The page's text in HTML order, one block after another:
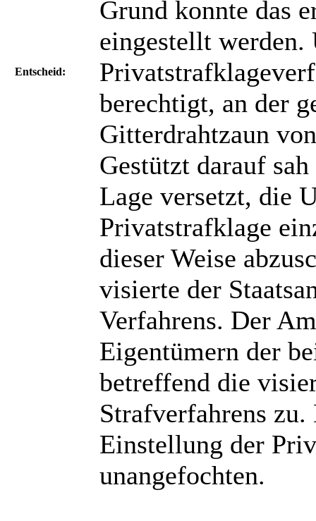
Entscheid:
Grund konnte das
eingestellt werden.
berechtigt, an der
Gitterdrahtzaun
Gestützt darauf
Lage versetzt, die
Privatstrafklage
dieser Weise
visierte der
Verfahrens. Der
Eigentümern der
betreffend die
Strafverfahrens
Einstellung der
unangefochten.